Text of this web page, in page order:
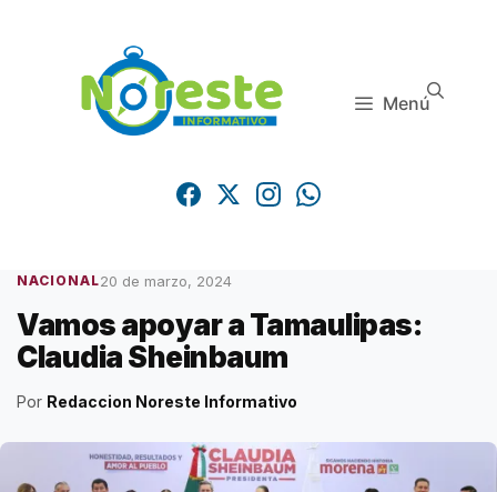
Menú
NACIONAL20 de marzo, 2024
Vamos apoyar a Tamaulipas:
Claudia Sheinbaum
Por Redaccion Noreste Informativo